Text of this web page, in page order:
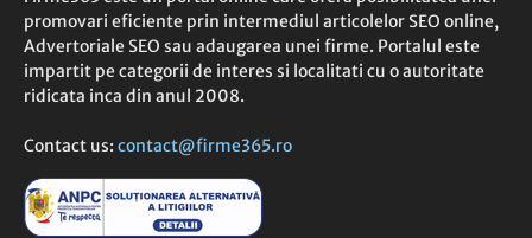
promovari eficiente prin intermediul articolelor SEO online,
Advertoriale SEO sau adaugarea unei firme. Portalul este
impartit pe categorii de interes si localitati cu o autoritate
ridicata inca din anul 2008.
Contact us: contact@firme365.ro